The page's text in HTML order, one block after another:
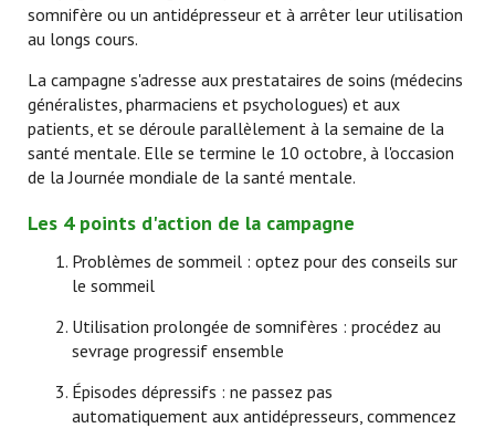
somnifère ou un antidépresseur et à arrêter leur utilisation
au longs cours.
La campagne s'adresse aux prestataires de soins (médecins
généralistes, pharmaciens et psychologues) et aux
patients, et se déroule parallèlement à la semaine de la
santé mentale. Elle se termine le 10 octobre, à l'occasion
de la Journée mondiale de la santé mentale.
Les 4 points d'action de la campagne
Problèmes de sommeil : optez pour des conseils sur
le sommeil
Utilisation prolongée de somnifères : procédez au
sevrage progressif ensemble
Épisodes dépressifs : ne passez pas
automatiquement aux antidépresseurs, commencez